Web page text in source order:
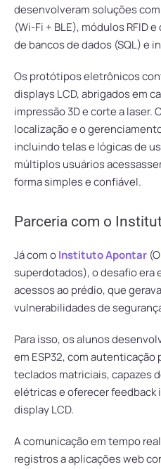
desenvolveram soluções
(Wi-Fi + BLE), módulos RFID
de bancos de dados (SQL) e
Os protótipos eletrônicos
displays LCD, abrigados em
impressão 3D e corte a laser.
localização e o
incluindo telas e lógicas de
múltiplos usuários
forma simples e confiável.
Parceria com o
Já com oInstituto Apontar
superdotados), o desafio era
acessos ao prédio, que
vulnerabilidades de
Para isso, os alunos
em ESP32, com autenticação
teclados matriciais, capazes
elétricas e oferecer feedback
display LCD.
A comunicação em tempo
registros a aplicações web